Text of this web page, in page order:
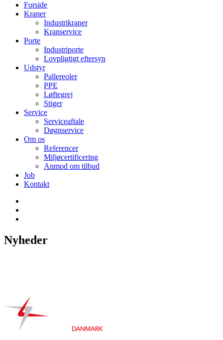
Forside
Kraner
Industrikraner
Kranservice
Porte
Industriporte
Lovpligtigt eftersyn
Udstyr
Pallereoler
PPE
Løftegrej
Stiger
Service
Serviceaftale
Døgnservice
Om os
Referencer
Miljøcertificering
Anmod om tilbud
Job
Kontakt
Nyheder